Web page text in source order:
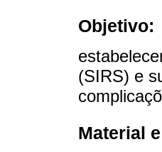
Objetivo:
(SIRS) e
Material